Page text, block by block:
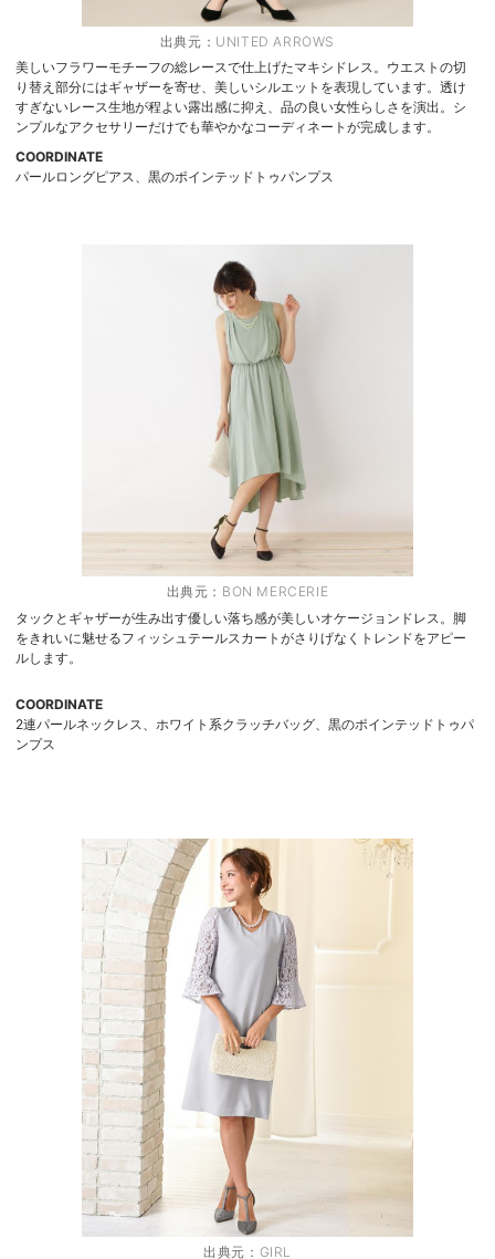
出典元： UNITED ARROWS
美しいフラワーモチーフの総レースで仕上げたマキシドレス。ウエストの切
り替え部分にはギャザーを寄せ、美しいシルエットを表現しています。透け
すぎないレース生地が程よい露出感に抑え、品の良い女性らしさを演出。シ
ンプルなアクセサリーだけでも華やかなコーディネートが完成します。
COORDINATE
パールロングピアス、黒のポインテッドトゥパンプス
出典元： BON MERCERIE
タックとギャザーが生み出す優しい落ち感が美しいオケージョンドレス。脚
をきれいに魅せるフィッシュテールスカートがさりげなくトレンドをアピー
ルします。
COORDINATE
2連パールネックレス、ホワイト系クラッチバッグ、黒のポインテッドトゥパ
ンプス
出典元： GIRL